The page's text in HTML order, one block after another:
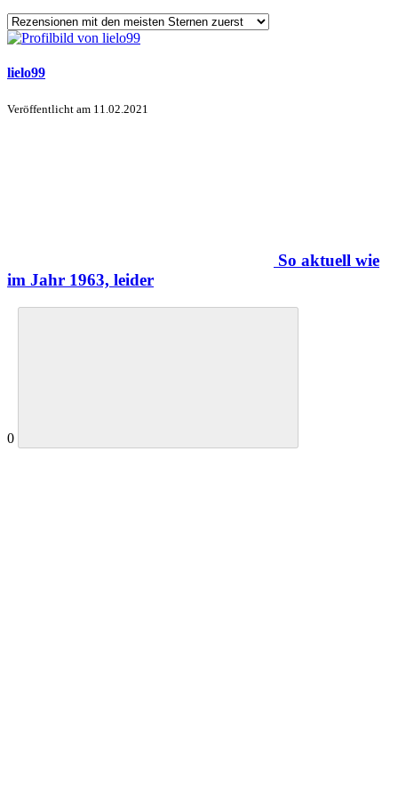
lielo99
Veröffentlicht am 11.02.2021
So aktuell wie
im Jahr 1963, leider
0